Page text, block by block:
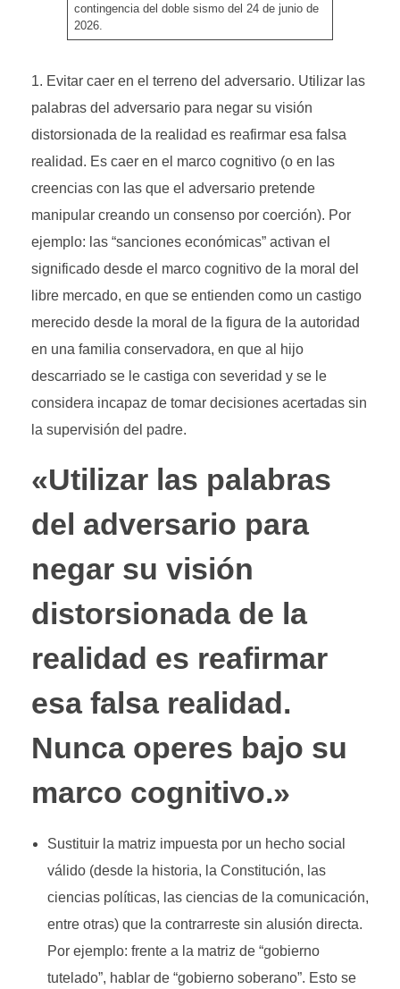
contingencia del doble sismo del 24 de junio de
2026.
Evitar caer en el terreno del adversario. Utilizar las
palabras del adversario para negar su visión
distorsionada de la realidad es reafirmar esa falsa
realidad. Es caer en el marco cognitivo (o en las
creencias con las que el adversario pretende
manipular creando un consenso por coerción). Por
ejemplo: las “sanciones económicas” activan el
significado desde el marco cognitivo de la moral del
libre mercado, en que se entienden como un castigo
merecido desde la moral de la figura de la autoridad
en una familia conservadora, en que al hijo
descarriado se le castiga con severidad y se le
considera incapaz de tomar decisiones acertadas sin
la supervisión del padre.
«Utilizar las palabras
del adversario para
negar su visión
distorsionada de la
realidad es reafirmar
esa falsa realidad.
Nunca operes bajo su
marco cognitivo.»
Sustituir la matriz impuesta por un hecho social
válido (desde la historia, la Constitución, las
ciencias políticas, las ciencias de la comunicación,
entre otras) que la contrarreste sin alusión directa.
Por ejemplo: frente a la matriz de “gobierno
tutelado”, hablar de “gobierno soberano”. Esto se